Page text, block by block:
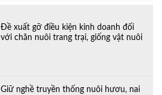
Đề xuất gỡ điều kiện kinh doanh đối
với chăn nuôi trang trại, giống vật nuôi
Giữ nghề truyền thống nuôi hươu, nai